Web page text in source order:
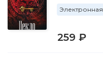
Электронная
259 ₽